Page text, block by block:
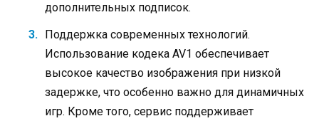
дополнительных подписок.
Поддержка современных технологий.
Использование кодека AV1 обеспечивает
высокое качество изображения при низкой
задержке, что особенно важно для динамичных
игр. Кроме того, сервис поддерживает